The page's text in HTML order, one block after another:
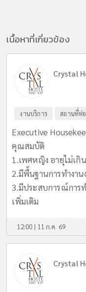
เนื้อหาที่เกี่ยวข้อง
Crystal
งานบริการ สถานที่ท่อ
Executive
คุณสมบัติ
1.เพศหญิง อายุไม่เกิ
2.มีพื้นฐานการทำงา
3.มีประสบการณ์การ
เพิ่มเติม
12:00 | 11 ก.ค. 69
Crystal